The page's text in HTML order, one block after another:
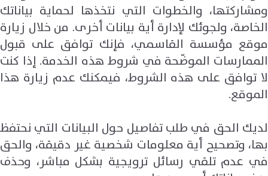
ومشاركتها، والخطوات التي نتخذها لحماية بياناتك
الخاصة، ولجوئك لإدارة أية بيانات أخرى. من خلال زيارة
موقع مؤسسة القاسمي، فإنك توافق على قبول
الممارسات الموضّحة في شروط هذه الخدمة. إذا كنت
لا توافق على هذه الشروط، فيمكنك عدم زيارة هذا
الموقع.
لديك الحق في طلب تفاصيل حول البيانات التي نحتفظ
بها، وتصحيح أية معلومات شخصية غير دقيقة، والحق
في عدم تلقي رسائل ترويجية بشكل مباشر، وحذف